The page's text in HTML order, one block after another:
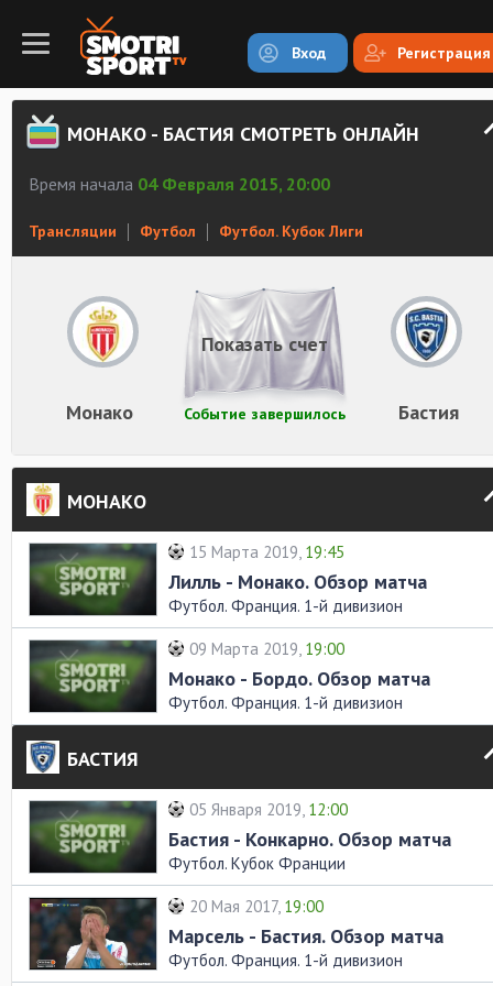
Вход Регистрация
МОНАКО - БАСТИЯ СМОТРЕТЬ ОНЛАЙН
Время начала 04 Февраля 2015, 20:00
Трансляции Футбол Футбол. Кубок Лиги
Монако Бастия
Событие завершилось
Показать счет
МОНАКО
15 Марта 2019, 19:45
Лилль - Монако. Обзор матча
Футбол. Франция. 1-й дивизион
09 Марта 2019, 19:00
Монако - Бордо. Обзор матча
Футбол. Франция. 1-й дивизион
БАСТИЯ
05 Января 2019, 12:00
Бастия - Конкарно. Обзор матча
Футбол. Кубок Франции
20 Мая 2017, 19:00
Марсель - Бастия. Обзор матча
Футбол. Франция. 1-й дивизион